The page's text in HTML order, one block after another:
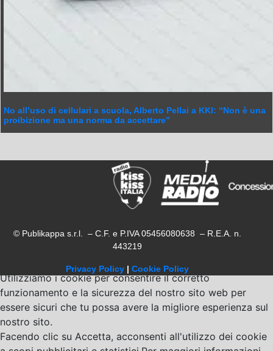
No all’uso di cellulari a scuola, Alberto Pellai a KKI: “Non è una
proibizione ma una norma da accettare”
© Publikappa s.r.l. – C.F. e P.IVA 05456080638 – R.E.A. n.
443219
Privacy Policy | Cookie Policy
Utilizziamo i cookie per consentire il corretto
funzionamento e la sicurezza del nostro sito web per
essere sicuri che tu possa avere la migliore esperienza sul
nostro sito.
Facendo clic su Accetta, acconsenti all'utilizzo dei cookie